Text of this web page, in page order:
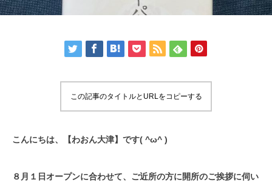
この記事のタイトルとURLをコピーする
こんにちは、【わおん大津】です( ^ω^ )
８月１日オープンに合わせて、ご近所の方に開所のご挨拶に伺い